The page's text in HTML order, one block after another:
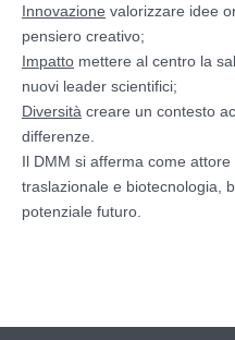
Innovazione valorizzare idee
pensiero creativo;
Impatto mettere al centro la
nuovi leader scientifici;
Diversità creare un contesto
differenze.
Il DMM si afferma come
traslazionale e biotecnologia,
potenziale futuro.